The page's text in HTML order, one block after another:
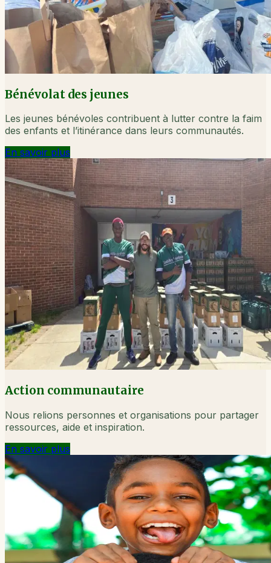
Bénévolat des jeunes
Les jeunes bénévoles contribuent à lutter contre la faim
des enfants et l’itinérance dans leurs communautés.
En savoir plus
Action communautaire
Nous relions personnes et organisations pour partager
ressources, aide et inspiration.
En savoir plus